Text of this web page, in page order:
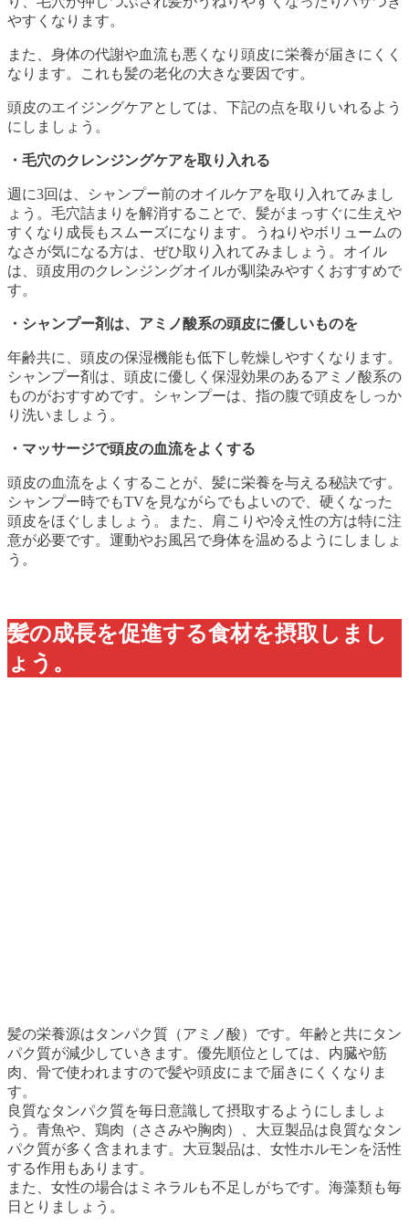
やすくなります。
また、身体の代謝や血流も悪くなり頭皮に栄養が届きにくく
なります。これも髪の老化の大きな要因です。
頭皮のエイジングケアとしては、下記の点を取りいれるよう
にしましょう。
・毛穴のクレンジングケアを取り入れる
週に3回は、シャンプー前のオイルケアを取り入れてみまし
ょう。毛穴詰まりを解消することで、髪がまっすぐに生えや
すくなり成長もスムーズになります。うねりやボリュームの
なさが気になる方は、ぜひ取り入れてみましょう。オイル
は、頭皮用のクレンジングオイルが馴染みやすくおすすめで
す。
・シャンプー剤は、アミノ酸系の頭皮に優しいものを
年齢共に、頭皮の保湿機能も低下し乾燥しやすくなります。
シャンプー剤は、頭皮に優しく保湿効果のあるアミノ酸系の
ものがおすすめです。シャンプーは、指の腹で頭皮をしっか
り洗いましょう。
・マッサージで頭皮の血流をよくする
頭皮の血流をよくすることが、髪に栄養を与える秘訣です。
シャンプー時でもTVを見ながらでもよいので、硬くなった
頭皮をほぐしましょう。また、肩こりや冷え性の方は特に注
意が必要です。運動やお風呂で身体を温めるようにしましょ
う。
髪の成長を促進する食材を摂取しまし
ょう。
髪の栄養源はタンパク質（アミノ酸）です。年齢と共にタン
パク質が減少していきます。優先順位としては、内臓や筋
肉、骨で使われますので髪や頭皮にまで届きにくくなりま
す。
良質なタンパク質を毎日意識して摂取するようにしましょ
う。青魚や、鶏肉（ささみや胸肉）、大豆製品は良質なタン
パク質が多く含まれます。大豆製品は、女性ホルモンを活性
する作用もあります。
また、女性の場合はミネラルも不足しがちです。海藻類も毎
日とりましょう。